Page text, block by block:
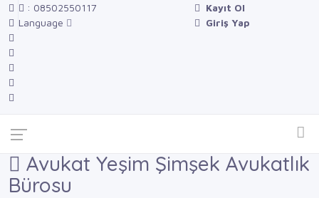
: 08502550117
Language
Kayıt Ol
Giriş Yap
Avukat Yeşim Şimşek Avukatlık
Bürosu